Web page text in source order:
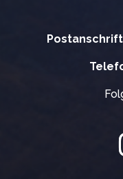
Postanschrift